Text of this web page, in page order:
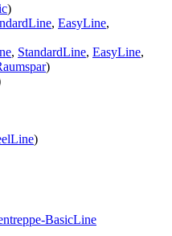
)
, EasyLine,
, StandardLine, EasyLine,
)
)